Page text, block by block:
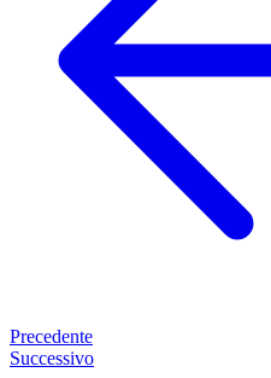
Precedente
Successivo